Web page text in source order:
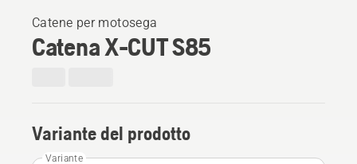
Catene per motosega
Catena X-CUT S85
Variante del prodotto
Variante